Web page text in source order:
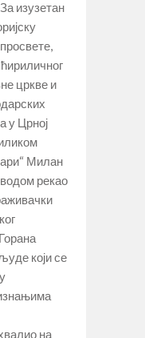
изузетан
ћириличног
цркве и
у Црној
Милан
рекао
који се
на